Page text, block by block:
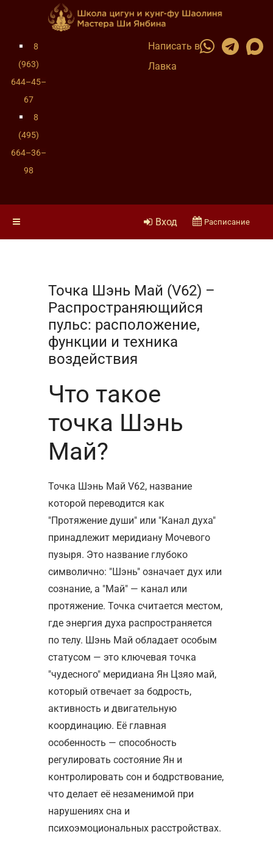
8
(963)
644–45–
67
8
(495)
664–36–
98
Написать в
Лавка
Вход Расписание
Точка Шэнь Май (V62) –
Распространяющийся
пульс: расположение,
функции и техника
воздействия
Что такое
точка Шэнь
Май?
Точка Шэнь Май V62, название
которой переводится как
"Протяжение души" или "Канал духа"
принадлежит меридиану Мочевого
пузыря. Это название глубоко
символично: "Шэнь" означает дух или
сознание, а "Май" — канал или
протяжение. Точка считается местом,
где энергия духа распространяется
по телу. Шэнь Май обладает особым
статусом — это ключевая точка
"чудесного" меридиана Ян Цзяо май,
который отвечает за бодрость,
активность и двигательную
координацию. Её главная
особенность — способность
регулировать состояние Ян и
контролировать сон и бодрствование,
что делает её незаменимой при
нарушениях сна и
психоэмоциональных расстройствах.